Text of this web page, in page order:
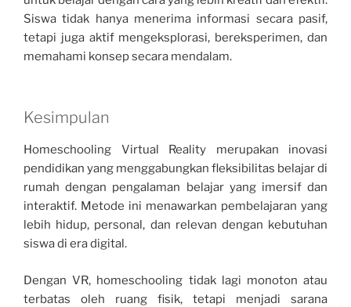
Siswa tidak hanya menerima informasi secara pasif,
tetapi juga aktif mengeksplorasi, bereksperimen, dan
memahami konsep secara mendalam.
Kesimpulan
Homeschooling Virtual Reality merupakan inovasi
pendidikan yang menggabungkan fleksibilitas belajar di
rumah dengan pengalaman belajar yang imersif dan
interaktif. Metode ini menawarkan pembelajaran yang
lebih hidup, personal, dan relevan dengan kebutuhan
siswa di era digital.
Dengan VR, homeschooling tidak lagi monoton atau
terbatas oleh ruang fisik, tetapi menjadi sarana